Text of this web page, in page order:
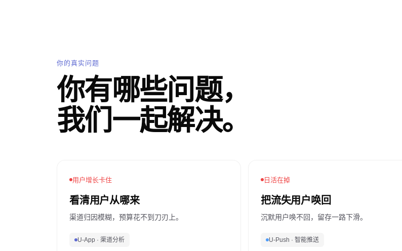
你的真实问题
你有哪些问题，
我们一起解决。
用户增长卡住
看清用户从哪来
渠道归因模糊，预算花不到刀刃上。
U-App · 渠道分析
日活在掉
把流失用户唤回
沉默用户唤不回，留存一路下滑。
U-Push · 智能推送